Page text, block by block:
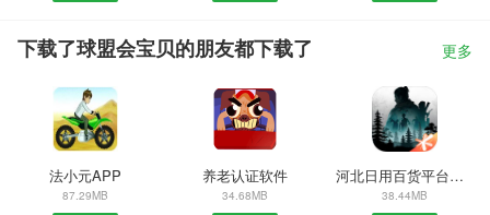
下载了球盟会宝贝的朋友都下载了 更多
法小元APP
87.29MB
养老认证软件
34.68MB
河北日用百货平台安卓版
38.44MB